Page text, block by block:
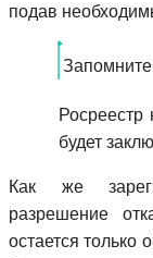
подав
Запомните
будет
Как же
разрешение
остается